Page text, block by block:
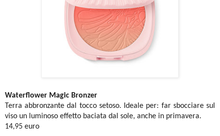
Waterflower Magic Bronzer
Terra abbronzante dal tocco setoso. Ideale per: far sbocciare sul
viso un luminoso effetto baciata dal sole, anche in primavera.
14,95 euro